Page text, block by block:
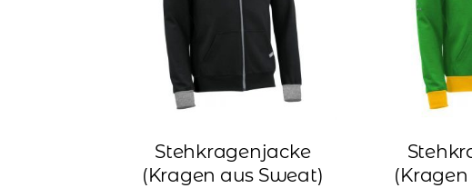
der
Produktseite
gewählt
werden
Stehkragenjacke
(Kragen aus Sweat)